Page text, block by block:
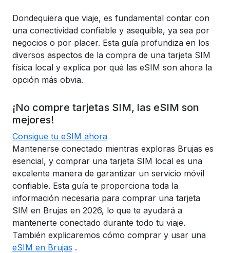
Dondequiera que viaje, es fundamental contar con
una conectividad confiable y asequible, ya sea por
negocios o por placer. Esta guía profundiza en los
diversos aspectos de la compra de una tarjeta SIM
física local y explica por qué las eSIM son ahora la
opción más obvia.
¡No compre tarjetas SIM, las eSIM son
mejores!
Consigue tu eSIM ahora
Mantenerse conectado mientras exploras Brujas es
esencial, y comprar una tarjeta SIM local es una
excelente manera de garantizar un servicio móvil
confiable. Esta guía te proporciona toda la
información necesaria para comprar una tarjeta
SIM en Brujas en 2026, lo que te ayudará a
mantenerte conectado durante todo tu viaje.
También explicaremos cómo comprar y usar una
eSIM en Brujas .